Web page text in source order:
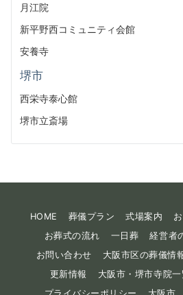
月江院
新平野西コミュニティ会館
安養寺
堺市
西栄寺泰心館
堺市立斎場
HOME 葬儀プラン 式場案内
お葬式の流れ
一日葬 経営者
お問い合わせ
大阪市区の葬儀情
更新情報
大阪市・堺市寺院一